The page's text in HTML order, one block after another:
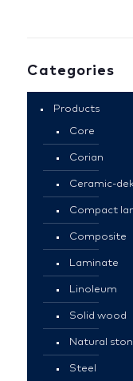
Categories
Products
Core
Corian
Ceramic-
Compact
Composite
Laminate
Linoleum
Solid wood
Natural
Steel